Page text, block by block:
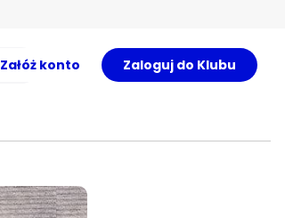
Załóż konto Zaloguj do Klubu